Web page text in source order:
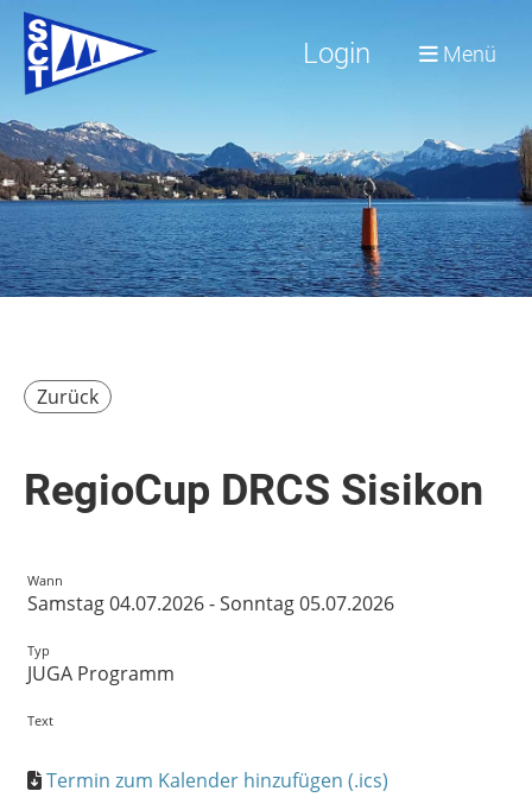
Login Menü
Zurück
RegioCup DRCS Sisikon
Wann
Samstag 04.07.2026 - Sonntag 05.07.2026
Typ
JUGA Programm
Text
Termin zum Kalender hinzufügen (.ics)